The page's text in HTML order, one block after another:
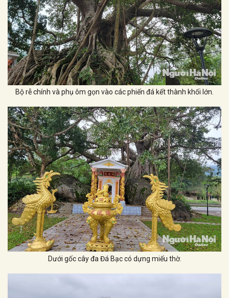
Bộ rễ chính và phụ ôm gọn vào các phiến đá kết thành khối lớn.
Dưới gốc cây đa Đá Bạc có dựng miếu thờ.